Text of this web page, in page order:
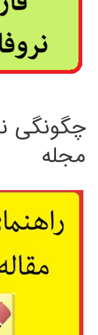
چگونگی
مجله